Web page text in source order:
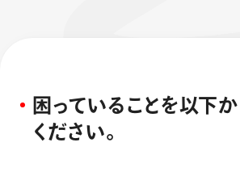
ブラッシュ（筆）
画材
運営会社
困 っている こ とを以下か
く ださ い。